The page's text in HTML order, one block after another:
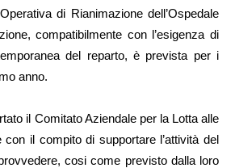
di Rianimazione dell’Ospedale
compatibilmente con l’esigenza di
del reparto, è prevista per i
anno.
il Comitato Aziendale per la Lotta alle
con il compito di supportare l’attività del
cosi come previsto dalla loro